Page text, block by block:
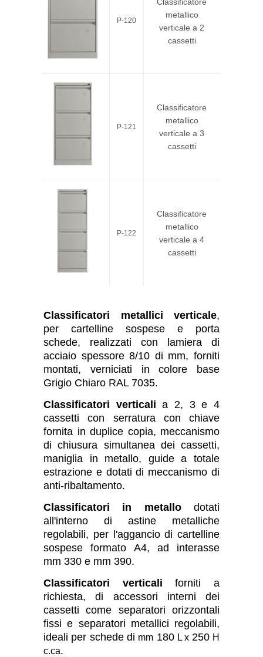
P-120
metallico
verticale a 2
cassetti
P-121
Classificatore
metallico
verticale a 3
cassetti
P-122
Classificatore
metallico
verticale a 4
cassetti
Classificatori metallici verticale,
per cartelline sospese e porta
schede, realizzati con lamiera di
acciaio spessore 8/10 di mm, forniti
montati, verniciati in colore base
Grigio Chiaro RAL 7035.
Classificatori verticalia 2, 3 e 4
cassetti con serratura con chiave
fornita in duplice copia, meccanismo
di chiusura simultanea dei cassetti,
maniglia in metallo, guide a totale
estrazione e dotati di meccanismo di
anti-ribaltamento.
Classificatori in metallo dotati
all'interno di astine metalliche
regolabili, per l'aggancio di cartelline
sospese formato A4, ad interasse
mm 330 e mm 390.
Classificatori verticali forniti a
richiesta, di accessori interni dei
cassetti come separatori orizzontali
fissi e separatori metallici regolabili,
ideali per schede di mm 180 L x 250 H
c.ca.